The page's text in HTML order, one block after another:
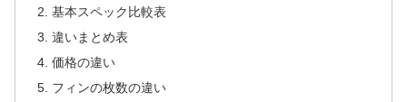
基本スペック比較表
違いまとめ表
価格の違い
フィンの枚数の違い